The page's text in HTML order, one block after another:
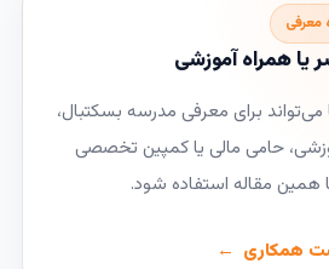
معرفی
یا همراه آموزشی
می‌تواند برای معرفی مدرسه بسکتبال،
حامی مالی یا کمپین تخصصی
همین مقاله استفاده شود.
همکاری